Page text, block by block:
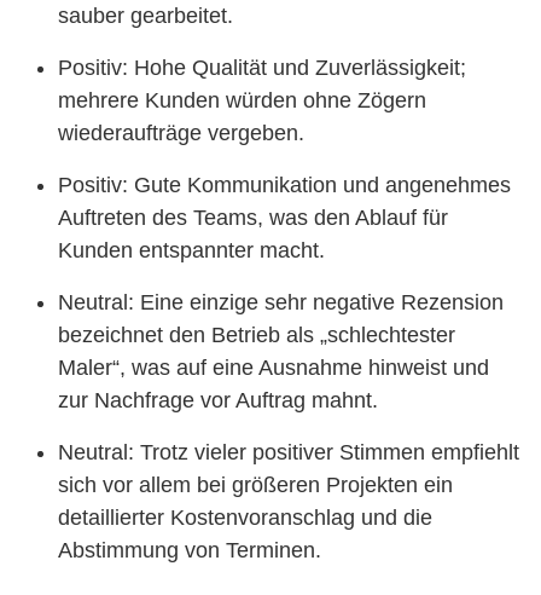
sauber gearbeitet.
Positiv: Hohe Qualität und Zuverlässigkeit;
mehrere Kunden würden ohne Zögern
wiederaufträge vergeben.
Positiv: Gute Kommunikation und angenehmes
Auftreten des Teams, was den Ablauf für
Kunden entspannter macht.
Neutral: Eine einzige sehr negative Rezension
bezeichnet den Betrieb als „schlechtester
Maler“, was auf eine Ausnahme hinweist und
zur Nachfrage vor Auftrag mahnt.
Neutral: Trotz vieler positiver Stimmen empfiehlt
sich vor allem bei größeren Projekten ein
detaillierter Kostenvoranschlag und die
Abstimmung von Terminen.